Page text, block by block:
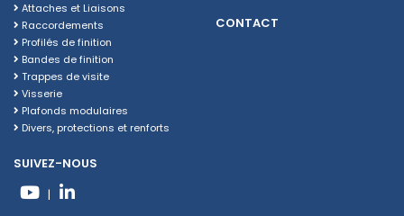
Attaches et Liaisons
Raccordements
Profilés de finition
Bandes de finition
Trappes de visite
Visserie
Plafonds modulaires
Divers, protections et renforts
CONTACT
SUIVEZ-NOUS
|